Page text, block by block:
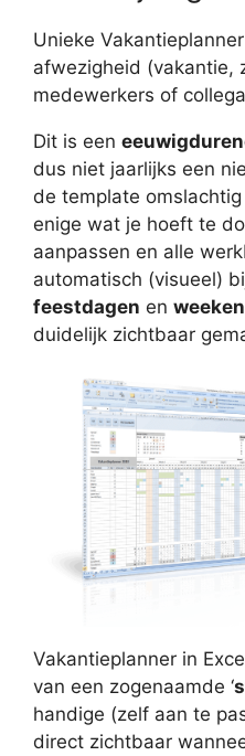
Unieke
afwezigheid (vakantie,
medewerkers of
Dit is een
dus niet jaarlijks een
de template
enige wat je hoeft te
aanpassen en alle
automatisch (visueel)
feestdagen en
duidelijk zichtbaar
Vakantieplanner in
van een zogenaamde ‘
handige (zelf aan te
direct zichtbaar